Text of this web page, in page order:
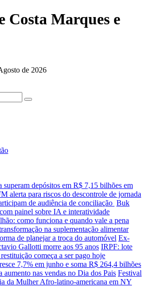
Costa Marques e
de 2026
superam depósitos em R$ 7,15 bilhões em
alerta para riscos do descontrole de jornada
de audiência de conciliação Buk
painel sobre IA e interatividade
como funciona e quando vale a pena
na suplementação alimentar
de planejar a troca do automóvel Ex-
Gallotti morre aos 95 anos IRPF: lote
começa a ser pago hoje
7,7% em junho e soma R$ 264,4 bilhões
aumento nas vendas no Dia dos Pais Festival
da Mulher Afro-latino-americana em NY